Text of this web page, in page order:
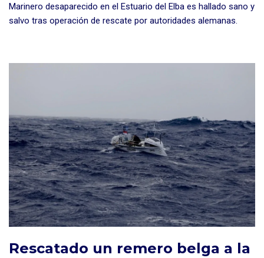
Marinero desaparecido en el Estuario del Elba es hallado sano y
salvo tras operación de rescate por autoridades alemanas.
Rescatado un remero belga a la